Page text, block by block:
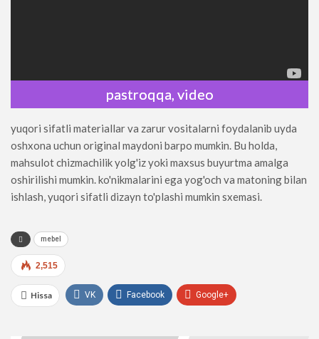
pastroqqa, video
yuqori sifatli materiallar va zarur vositalarni foydalanib uyda
oshxona uchun original maydoni barpo mumkin. Bu holda,
mahsulot chizmachilik yolg'iz yoki maxsus buyurtma amalga
oshirilishi mumkin. ko'nikmalarini ega yog'och va matoning bilan
ishlash, yuqori sifatli dizayn to'plashi mumkin sxemasi.
mebel
2,515
Hissa VK Facebook Google+